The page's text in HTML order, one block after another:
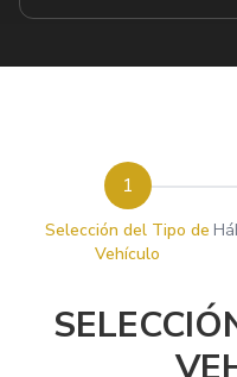
1
Selección del Tipo de
Vehículo